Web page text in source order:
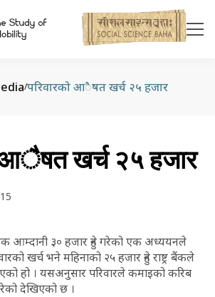
/परिवारको आैषत खर्च २५ हजार
आैषत खर्च २५ हजार
आम्दानी ३० हजार हुने गरेको एक अध्ययनले
खर्च भने महिनाको २५ हजार हुने राष्ट्र बैंकले
हो । यसअनुसार परिवारले कमाइको करिब
देखिएको छ ।